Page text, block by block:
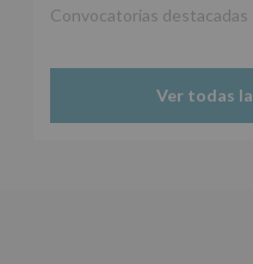
Convocatorias destacadas
Ver todas